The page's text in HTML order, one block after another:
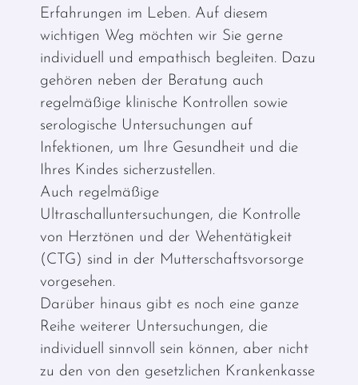
Erfahrungen im Leben. Auf diesem
wichtigen Weg möchten wir Sie gerne
individuell und empathisch begleiten. Dazu
gehören neben der Beratung auch
regelmäßige klinische Kontrollen sowie
serologische Untersuchungen auf
Infektionen, um Ihre Gesundheit und die
Ihres Kindes sicherzustellen.
Auch regelmäßige
Ultraschalluntersuchungen, die Kontrolle
von Herztönen und der Wehentätigkeit
(CTG) sind in der Mutterschaftsvorsorge
vorgesehen.
Darüber hinaus gibt es noch eine ganze
Reihe weiterer Untersuchungen, die
individuell sinnvoll sein können, aber nicht
zu den von den gesetzlichen Krankenkasse